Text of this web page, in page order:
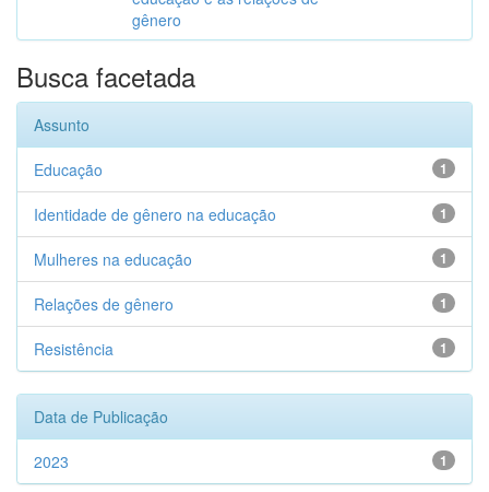
gênero
Busca facetada
Assunto
1
Educação
1
Identidade de gênero na educação
1
Mulheres na educação
1
Relações de gênero
1
Resistência
Data de Publicação
1
2023